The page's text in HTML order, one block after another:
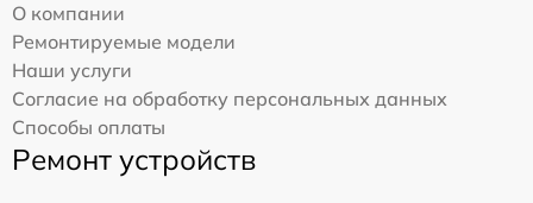
О компании
Ремонтируемые модели
Наши услуги
Согласие на обработку персональных данных
Способы оплаты
Ремонт устройств